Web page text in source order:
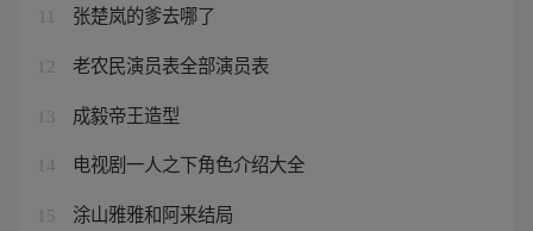
张楚岚的爹去哪了
12 老农民演员表全部演员表
13 成毅帝王造型
14 电视剧一人之下角色介绍大全
15 涂山雅雅和阿来结局